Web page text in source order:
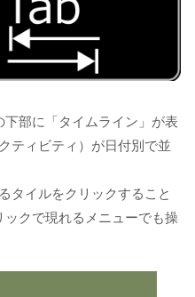
部に「タイムライン」が表
ティビティ）が日付別で並
タイルをクリックすること
クで現れるメニューでも操